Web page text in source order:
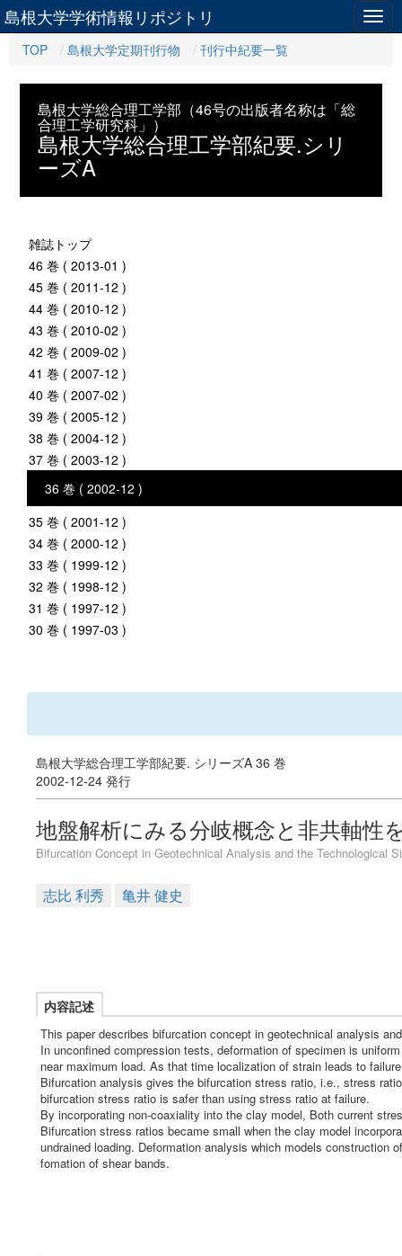
島根大学学術情報リポジトリ
TOP 島根大学定期刊行物 刊行中紀要一覧
島根大学総合理工学部（46号の出版者名称は「総
合理工学研究科」）
島根大学総合理工学部紀要.シリ
ーズA
雑誌トップ
46 巻 ( 2013-01 )
45 巻 ( 2011-12 )
44 巻 ( 2010-12 )
43 巻 ( 2010-02 )
42 巻 ( 2009-02 )
41 巻 ( 2007-12 )
40 巻 ( 2007-02 )
39 巻 ( 2005-12 )
38 巻 ( 2004-12 )
37 巻 ( 2003-12 )
36 巻 ( 2002-12 )
35 巻 ( 2001-12 )
34 巻 ( 2000-12 )
33 巻 ( 1999-12 )
32 巻 ( 1998-12 )
31 巻 ( 1997-12 )
30 巻 ( 1997-03 )
島根大学総合理工学部紀要. シリーズA 36 巻
2002-12-24 発行
地盤解析にみる分岐概念と非共軸性
Bifurcation Concept in Geotechnical Analysis and the Technological
志比 利秀 亀井 健史
内容記述
This paper describes bifurcation concept in geotechnical analysis
In unconfined compression tests, deformation of specimen is
near maximum load. As that time localization of strain leads to
Bifurcation analysis gives the bifurcation stress ratio, i.e., stress
bifurcation stress ratio is safer than using stress ratio at failure.
By incorporating non-coaxiality into the clay model, Both current
Bifurcation stress ratios became small when the clay model
undrained loading. Deformation analysis which models
fomation of shear bands.